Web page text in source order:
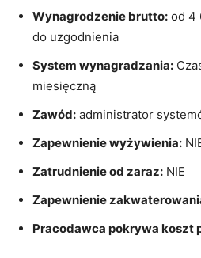
Wynagrodzenie brutto: od 4
do uzgodnienia
System wynagradzania:
miesięczną
Zawód: administrator
Zapewnienie wyżywienia:
Zatrudnienie od zaraz: NIE
Zapewnienie
Pracodawca pokrywa koszt